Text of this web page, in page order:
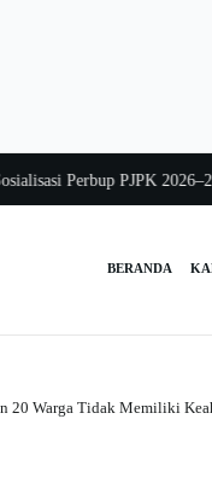
Perbup PJPK 2026–2030
BERANDA
20 Warga Tidak Memiliki